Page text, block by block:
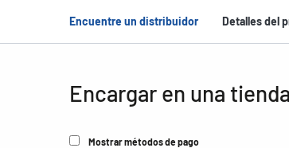
Encuentre un distribuidor Detalles del
Encargar en una
Mostrar métodos de pago